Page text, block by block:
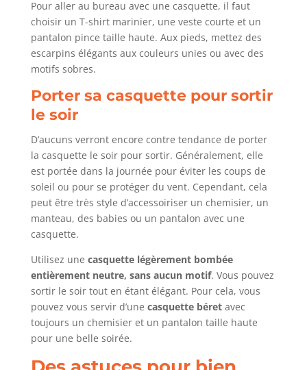
Pour aller au bureau avec une casquette, il faut
choisir un T-shirt marinier, une veste courte et un
pantalon pince taille haute. Aux pieds, mettez des
escarpins élégants aux couleurs unies ou avec des
motifs sobres.
Porter sa casquette pour sortir
le soir
D’aucuns verront encore contre tendance de porter
la casquette le soir pour sortir. Généralement, elle
est portée dans la journée pour éviter les coups de
soleil ou pour se protéger du vent. Cependant, cela
peut être très style d’accessoiriser un chemisier, un
manteau, des babies ou un pantalon avec une
casquette.
Utilisez une casquette légèrement bombée
entièrement neutre, sans aucun motif. Vous pouvez
sortir le soir tout en étant élégant. Pour cela, vous
pouvez vous servir d’une casquette béretavec
toujours un chemisier et un pantalon taille haute
pour une belle soirée.